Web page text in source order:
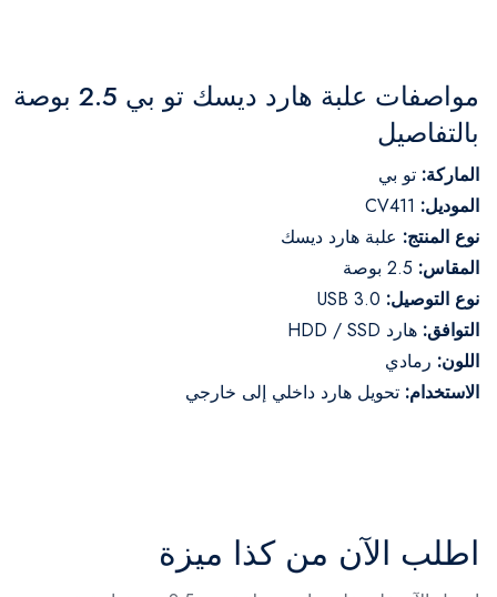
مواصفات علبة هارد ديسك تو بي 2.5 بوصة
بالتفاصيل
الماركة: تو بي
الموديل:
نوع المنتج: علبة هارد ديسك
المقاس:
نوع التوصيل:
التوافق: هارد HDD / SSD
اللون: رمادي
الاستخدام: تحويل هارد داخلي إلى خارجي
اطلب الآن من كذا ميزة